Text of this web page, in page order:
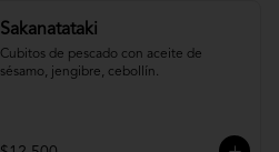
Sakanatataki
Cubitos de pescado con aceite de
sésamo, jengibre, cebollín.